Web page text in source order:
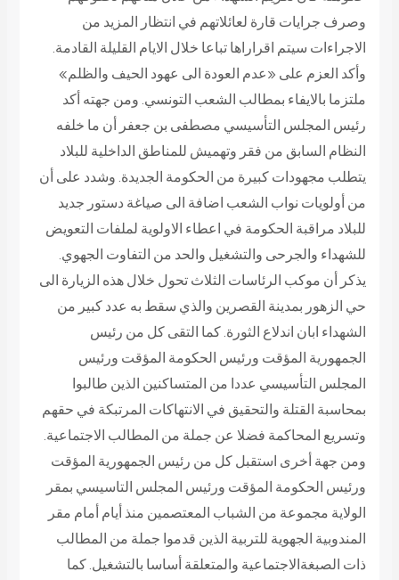
وصرف جرايات قارة لعائلاتهم في انتظار المزيد من
الاجراءات سيتم اقراراها تباعا خلال الايام القليلة القادمة.
وأكد العزم على «عدم العودة الى عهود الحيف والظلم»
ملتزما بالايفاء بمطالب الشعب التونسي. ومن جهته أكد
رئيس المجلس التأسيسي مصطفى بن جعفر أن ما خلفه
النظام السابق من فقر وتهميش للمناطق الداخلية للبلاد
يتطلب مجهودات كبيرة من الحكومة الجديدة. وشدد على أن
من أولويات نواب الشعب اضافة الى صياغة دستور جديد
للبلاد مراقبة الحكومة في اعطاء الاولوية لملفات التعويض
للشهداء والجرحى والتشغيل والحد من التفاوت الجهوي.
يذكر أن موكب الرئاسات الثلاث تحول خلال هذه الزيارة الى
حي الزهور بمدينة القصرين والذي سقط به عدد كبير من
الشهداء ابان اندلاع الثورة. كما التقى كل من رئيس
الجمهورية المؤقت ورئيس الحكومة المؤقت ورئيس
المجلس التأسيسي عددا من المتساكنين الذين طالبوا
بمحاسبة القتلة والتحقيق في الانتهاكات المرتبكة في حقهم
وتسريع المحاكمة فضلا عن جملة من المطالب الاجتماعية.
ومن جهة أخرى استقبل كل من رئيس الجمهورية المؤقت
ورئيس الحكومة المؤقت ورئيس المجلس التاسيسي بمقر
الولاية مجموعة من الشباب المعتصمين منذ أيام أمام مقر
المندوبية الجهوية للتربية الذين قدموا جملة من المطالب
ذات الصبغةالاجتماعية والمتعلقة أساسا بالتشغيل. كما